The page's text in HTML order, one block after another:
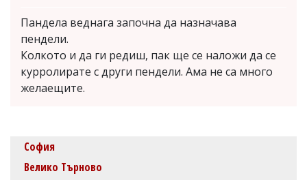
Пандела веднага започна да назначава
пендели.
Колкото и да ги редиш, пак ще се наложи да се
курролирате с други пендели. Ама не са много
желаещите.
София
Велико Търново